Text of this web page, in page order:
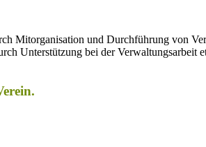
Mit­or­ga­ni­sa­tion und Durch­füh­rung von
Unter­stüt­zung bei der Ver­wal­tungs­ar­beit